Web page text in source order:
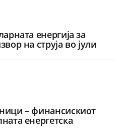
енергија за
на струја во јули
– финансискиот
енергетска